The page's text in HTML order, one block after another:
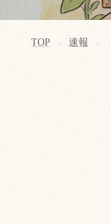
TOP > 速報 >